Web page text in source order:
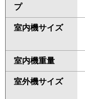
プ
室内機サイズ
室内機重量
室外機サイズ